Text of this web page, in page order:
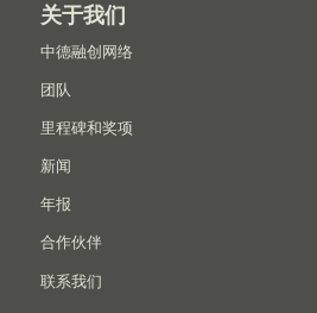
关于我们
中德融创网络
团队
里程碑和奖项
新闻
年报
合作伙伴
联系我们